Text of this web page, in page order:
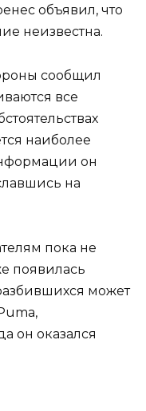
объявил, что
неизвестна.
сообщил
все
наиболее
он
на
пока не
появилась
может
он оказался